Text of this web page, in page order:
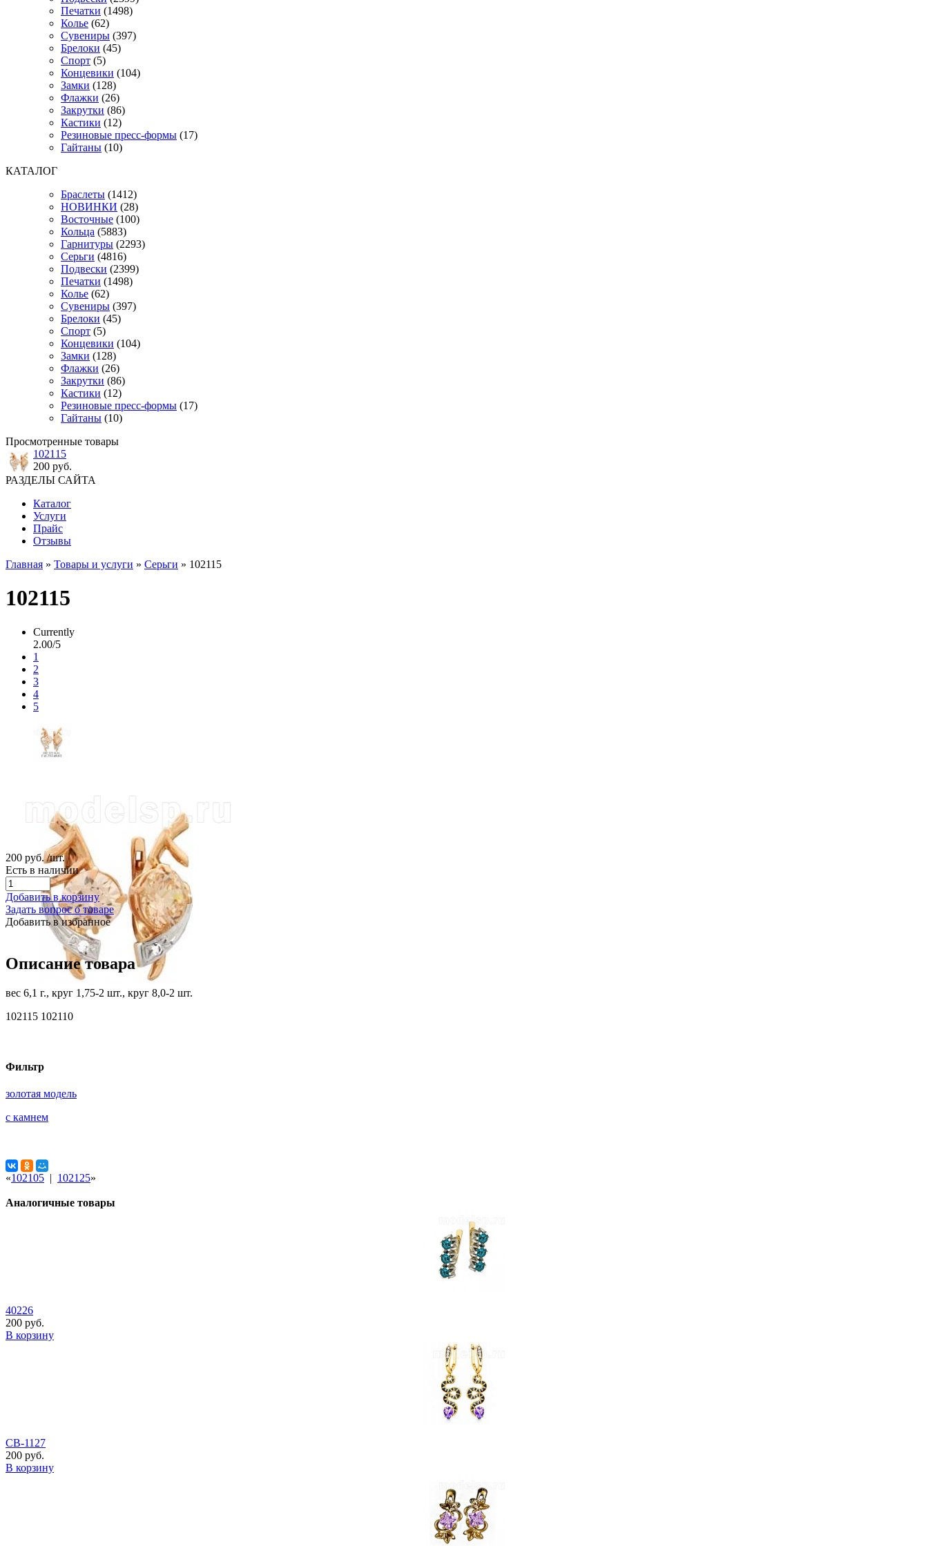
Печатки (1498)
Колье (62)
Сувениры (397)
Брелоки (45)
Спорт (5)
Концевики (104)
Замки (128)
Флажки (26)
Закрутки (86)
Кастики (12)
Резиновые пресс-формы (17)
Гайтаны (10)
КАТАЛОГ
Браслеты (1412)
НОВИНКИ (28)
Восточные (100)
Кольца (5883)
Гарнитуры (2293)
Серьги (4816)
Подвески (2399)
Печатки (1498)
Колье (62)
Сувениры (397)
Брелоки (45)
Спорт (5)
Концевики (104)
Замки (128)
Флажки (26)
Закрутки (86)
Кастики (12)
Резиновые пресс-формы (17)
Гайтаны (10)
Просмотренные товары
102115
200 руб.
РАЗДЕЛЫ САЙТА
Каталог
Услуги
Прайс
Отзывы
Главная » Товары и услуги » Серьги » 102115
102115
Currently
2.00/5
1
2
3
4
5
200 руб./шт.
Есть в наличии
Добавить в корзину
Задать вопрос о товаре
Добавить в избранное
Описание товара
вес 6,1 г., круг 1,75-2 шт., круг 8,0-2 шт.
102115 102110
Фильтр
золотая модель
с камнем
«102105 | 102125»
Аналогичные товары
40226
200 руб.
В корзину
СВ-1127
200 руб.
В корзину